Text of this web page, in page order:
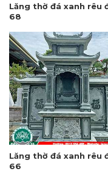
Lăng thờ đá xanh rêu
68
Lăng thờ đá xanh rêu
66